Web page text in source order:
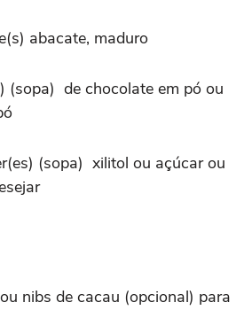
abacate, maduro
(sopa) de chocolate em pó ou
(sopa) xilitol ou açúcar ou
nibs de cacau (opcional) para